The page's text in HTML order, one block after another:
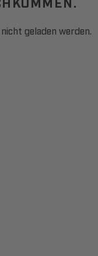
geladen werden.